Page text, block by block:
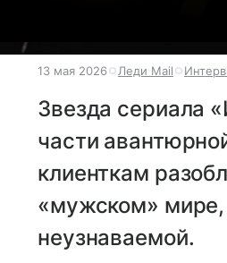
13 мая 2026 Леди Mail
Звезда сериала
части
клиенткам
«мужском» мире,
неузнаваемой.